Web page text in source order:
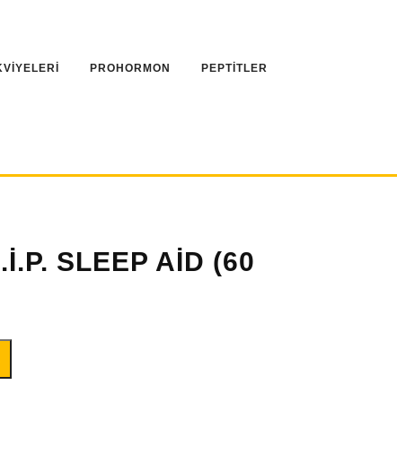
PROHORMON PEPTİTLER
SLEEP AİD (60
SERVİS) adet